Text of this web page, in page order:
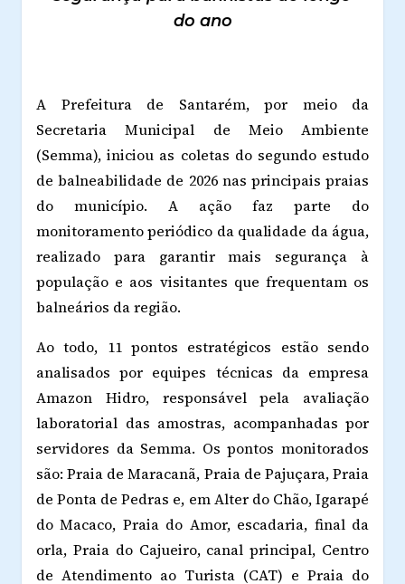
do ano
A Prefeitura de Santarém, por meio da
Secretaria Municipal de Meio Ambiente
(Semma), iniciou as coletas do segundo estudo
de balneabilidade de 2026 nas principais praias
do município. A ação faz parte do
monitoramento periódico da qualidade da água,
realizado para garantir mais segurança à
população e aos visitantes que frequentam os
balneários da região.
Ao todo, 11 pontos estratégicos estão sendo
analisados por equipes técnicas da empresa
Amazon Hidro, responsável pela avaliação
laboratorial das amostras, acompanhadas por
servidores da Semma. Os pontos monitorados
são: Praia de Maracanã, Praia de Pajuçara, Praia
de Ponta de Pedras e, em Alter do Chão, Igarapé
do Macaco, Praia do Amor, escadaria, final da
orla, Praia do Cajueiro, canal principal, Centro
de Atendimento ao Turista (CAT) e Praia do